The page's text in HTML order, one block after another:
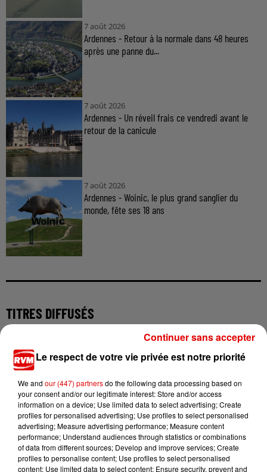
7 août 2026
Ardennes - Retour à la normale dans 48 heures
après une panne du...
7 août 2026
Ardennes - Un réveil frais ce vendredi avant le
retour de la canicule
7 août 2026
Ardennes - Woinic, le plus grand sanglier du
monde, fête ses 18 ans
TITRES DIFFUSÉS
15h42
15h42
SHAKIRA FEAT. BURNA
BOY
Dai Dai
15h35
15h35
MATMATAH
Lambe An Dro
15h32
15h32
LUCENZO
Limencello
Le respect de votre vie privée est notre priorité
We and our (447) partnersdo the following data processing based on
your consent and/or our legitimate interest: Store and/or access
information on a device; Use limited data to select advertising; Create
profiles for personalised advertising; Use profiles to select personalised
advertising; Measure advertising performance; Measure content
performance; Understand audiences through statistics or combinations
of data from different sources; Develop and improve services; Create
profiles to personalise content; Use profiles to select personalised
content; Use limited data to select content; Ensure security, prevent and
Continuer sans accepter